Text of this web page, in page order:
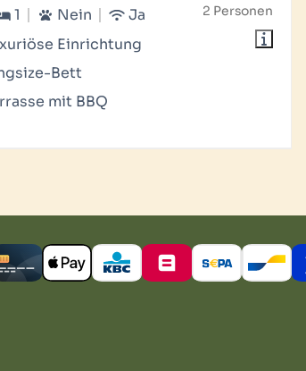
2 Personen
1 Nein
Ja
Einrichtung
Bett
mit BBQ